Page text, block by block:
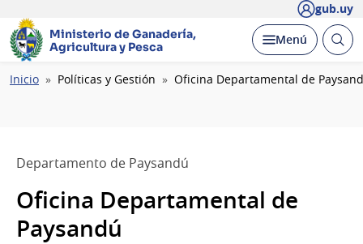
gub.uy
Ministerio de Ganadería,
Agricultura y Pesca
Desplegar
Menú Abrir
Ruta
Inicio Políticas y Gestión Oficina Departamental de
Departamento de Paysandú
Oficina Departamental de
Paysandú